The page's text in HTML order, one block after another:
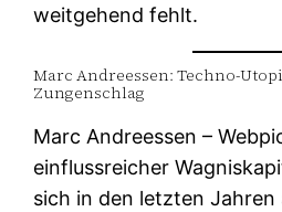
weitgehend fehlt.
Marc Andreessen: Techno-
Zungenschlag
Marc Andreessen –
einflussreicher
sich in den letzten Jahren